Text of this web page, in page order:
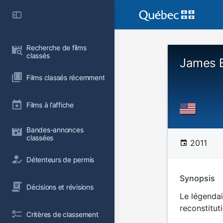
Recherche de films
classés
Films classés récemment
Films à l’affiche
Bandes-annonces
classées
Détenteurs de permis
Décisions et révisions
Critères de classement
James
2011
Synopsis
Le